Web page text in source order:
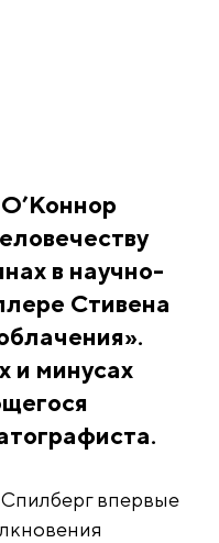
в научно-
Стивена
и минусах
впервые